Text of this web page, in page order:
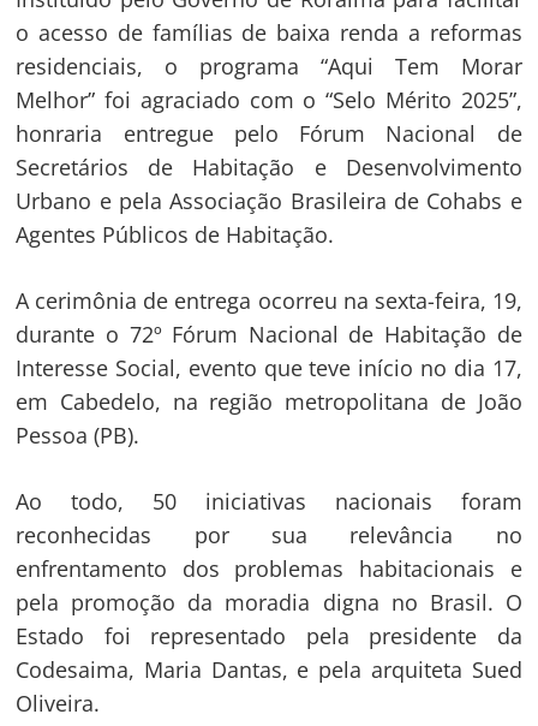
o acesso de famílias de baixa renda a reformas
residenciais, o programa “Aqui Tem Morar
Melhor” foi agraciado com o “Selo Mérito 2025”,
honraria entregue pelo Fórum Nacional de
Secretários de Habitação e Desenvolvimento
Urbano e pela Associação Brasileira de Cohabs e
Agentes Públicos de Habitação.
A cerimônia de entrega ocorreu na sexta-feira, 19,
durante o 72º Fórum Nacional de Habitação de
Interesse Social, evento que teve início no dia 17,
em Cabedelo, na região metropolitana de João
Pessoa (PB).
Ao todo, 50 iniciativas nacionais foram
reconhecidas por sua relevância no
enfrentamento dos problemas habitacionais e
pela promoção da moradia digna no Brasil. O
Estado foi representado pela presidente da
Codesaima, Maria Dantas, e pela arquiteta Sued
Oliveira.